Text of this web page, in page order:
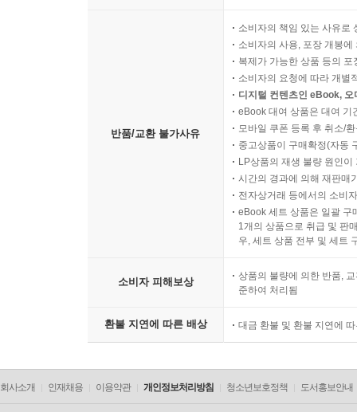
반품/교환 불가사유
소비자의 책임 있는 사유로
소비자의 사용, 포장 개봉
복제가 가능한 상품 등의
소비자의 요청에 따라 개별
디지털 컨텐츠인 eBook,
eBook 대여 상품은 대여 기
모바일 쿠폰 등록 후 취소/
중고상품이 구매확정(자동
LP상품의 재생 불량 원인
시간의 경과에 의해 재판매
전자상거래 등에서의 소비
eBook 세트 상품은 일괄 구
1개의 상품으로 취급 및 판
우, 세트 상품 전부 및 세트
소비자 피해보상
상품의 불량에 의한 반품,
준하여 처리됨
환불 지연에 따른 배상 대금 환불 및 환불 지연에
회사소개 인재채용 이용약관 개인정보처리방침 청소년보호정책 도서홍보안내